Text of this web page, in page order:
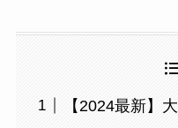
【2024最新】